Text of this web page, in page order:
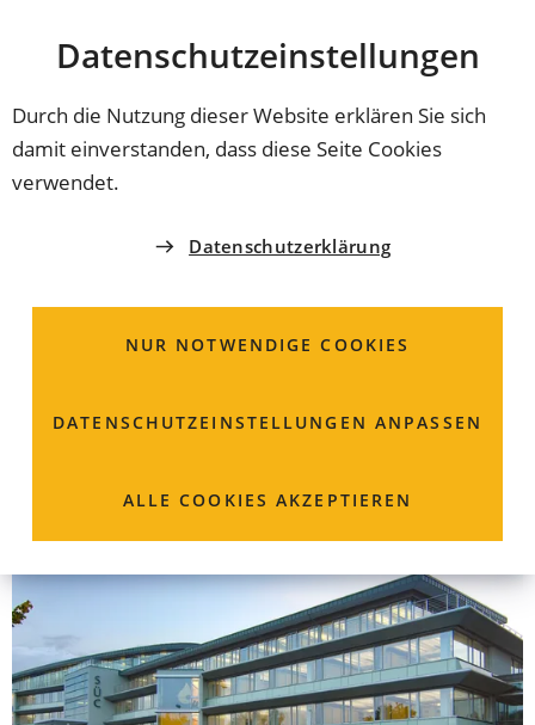
Datenschutz­einstellungen
Durch die Nutzung dieser Website erklären Sie sich
damit einverstanden, dass diese Seite Cookies
verwendet.
Datenschutzerklärung
NUR NOTWENDIGE COOKIES
DATENSCHUTZ­EINSTELLUNGEN ANPASSEN
ALLE COOKIES AKZEPTIEREN
INHALT ANSPRINGEN
Coburg
STÄDTISCHE WERKE ÜBERLANDWERKE COBURG
(SÜC)
Kommunale
Gasversorgung; Zahlung
Benutzungsgebühren